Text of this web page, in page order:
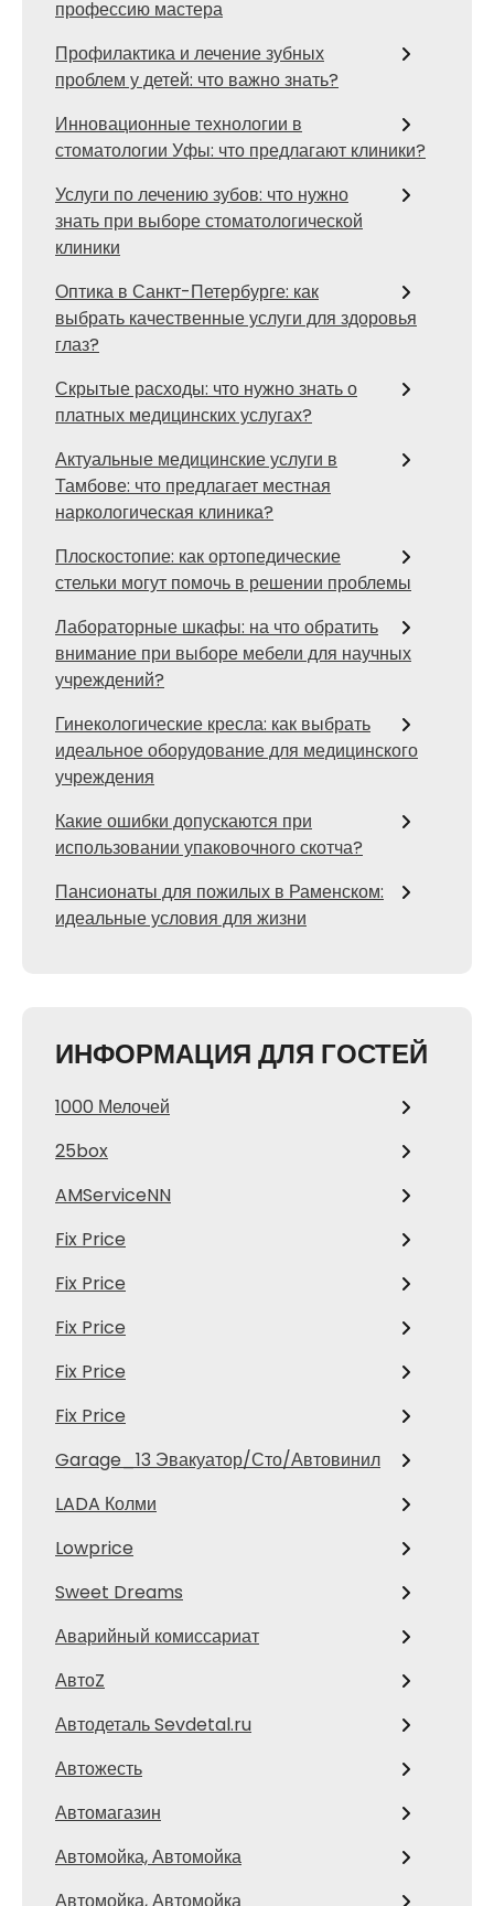
профессию мастера
Профилактика и лечение зубных
проблем у детей: что важно знать?
Инновационные технологии в
стоматологии Уфы: что предлагают клиники?
Услуги по лечению зубов: что нужно
знать при выборе стоматологической
клиники
Оптика в Санкт-Петербурге: как
выбрать качественные услуги для здоровья
глаз?
Скрытые расходы: что нужно знать о
платных медицинских услугах?
Актуальные медицинские услуги в
Тамбове: что предлагает местная
наркологическая клиника?
Плоскостопие: как ортопедические
стельки могут помочь в решении проблемы
Лабораторные шкафы: на что обратить
внимание при выборе мебели для научных
учреждений?
Гинекологические кресла: как выбрать
идеальное оборудование для медицинского
учреждения
Какие ошибки допускаются при
использовании упаковочного скотча?
Пансионаты для пожилых в Раменском:
идеальные условия для жизни
ИНФОРМАЦИЯ ДЛЯ ГОСТЕЙ
1000 Мелочей
25box
AMServiceNN
Fix Price
Fix Price
Fix Price
Fix Price
Fix Price
Garage_13 Эвакуатор/Сто/Автовинил
LADA Колми
Lowprice
Sweet Dreams
Аварийный комиссариат
АвтоZ
Автодеталь Sevdetal.ru
Автожесть
Автомагазин
Автомойка, Автомойка
Автомойка, Автомойка